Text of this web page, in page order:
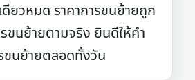
ดียวหมด ราคาการขนย้ายถูก
ขนย้ายตามจริง ยินดีให้คำ
ขนย้ายตลอดทั้งวัน